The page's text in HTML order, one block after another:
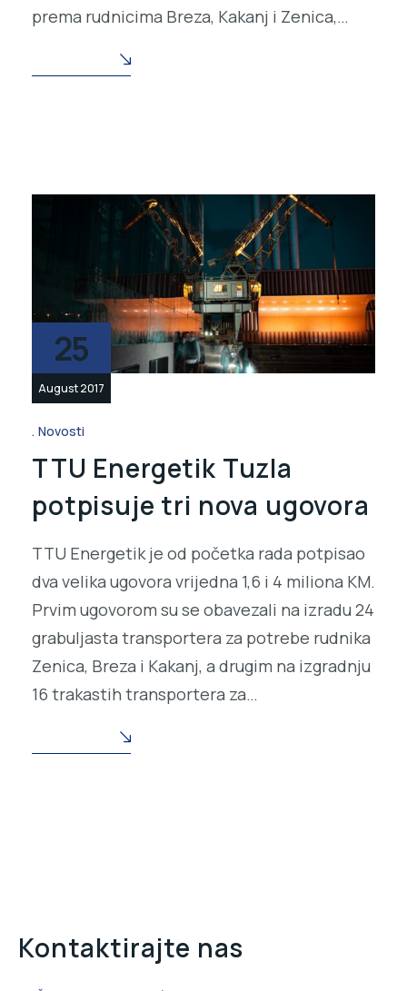
prema rudnicima Breza, Kakanj i Zenica,…
25
August 2017
Novosti
TTU Energetik Tuzla
potpisuje tri nova ugovora
TTU Energetik je od početka rada potpisao
dva velika ugovora vrijedna 1,6 i 4 miliona KM.
Prvim ugovorom su se obavezali na izradu 24
grabuljasta transportera za potrebe rudnika
Zenica, Breza i Kakanj, a drugim na izgradnju
16 trakastih transportera za…
Kontaktirajte nas